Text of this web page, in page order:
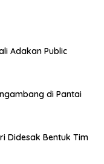
Adakan Public
di Pantai
Didesak Bentuk Tim